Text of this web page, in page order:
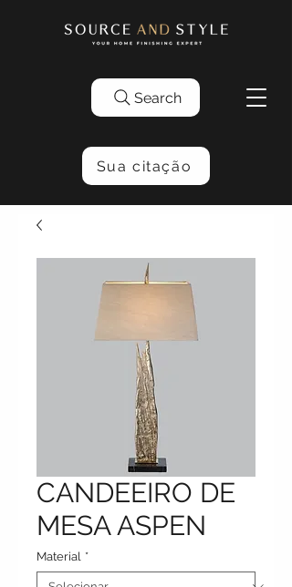
Search
Sua citação
CANDEEIRO DE
MESA ASPEN
Material *